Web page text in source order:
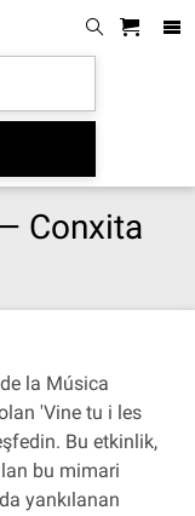
Conxita
la Música
'Vine tu i les
Bu etkinlik,
bu mimari
yankılanan